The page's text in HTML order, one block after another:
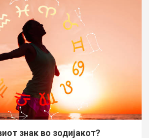
знак во зодијакот?